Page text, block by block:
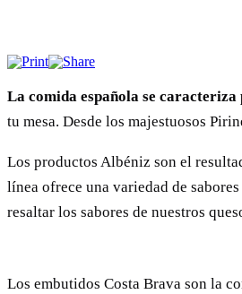
La comida española se
tu mesa. Desde los majestuosos
Los productos Albéniz son el
línea ofrece una variedad de
resaltar los sabores de nuestros
Los embutidos Costa Brava son la